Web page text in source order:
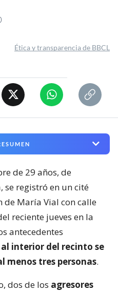
Ética y transparencia de BBCL
de 29 años, de
registró en un cité
de María Vial con calle
reciente jueves en la
antecedentes
al interior del recinto se
menos tres personas.
dos de los agresores